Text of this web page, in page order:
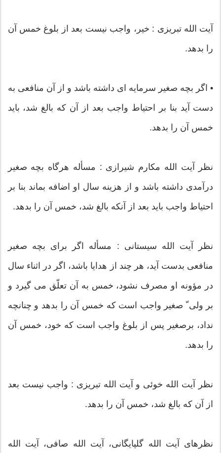
آيت الله تبريزى : خير، واجب نيست بعد از بلوغ خمس آن
را بدهد.
• اگر بچه صغیر سرمایه ای داشته باشد و از آن منافعی به
دست آید بنا بر احتیاط واجب بعد از آن که بالغ شد، باید
خمس آن را بدهد.
نظر آیت الله مکارم شیرازی : مسأله هرگاه بچه صغیر
درآمدی داشته باشد و از هزینه سال او اضافه بماند بنا بر
احتیاط واجب باید بعد از آنکه بالغ شد، خمس آن را بدهد.
نظر آیت الله سیستانی : مسأله اگر برای بچه صغیر
منافعی بدست آید، هر چند از هدایا باشد، اگر در اثناء سال
در مؤونه او مصرف نشود، خمس به آن تعلّق می گیرد و
بر ولی ّ صغیر واجب است که خمس آن را بدهد و چنانچه
نداد، برصغیر پس از بلوغ واجب است که خود، خمس آن
را بدهد.
نظر آیت الله خوئی و آیت الله تبریزی : واجب نیست بعد
از آن که بالغ شد، خمس آن را بدهد.
نظرهای آیت الله گلپایگانی، آیت الله صافی، آیت الله